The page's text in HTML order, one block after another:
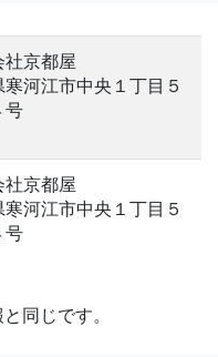
社京都屋
寒河江市中央１丁目５
号
社京都屋
寒河江市中央１丁目５
号
同じです。